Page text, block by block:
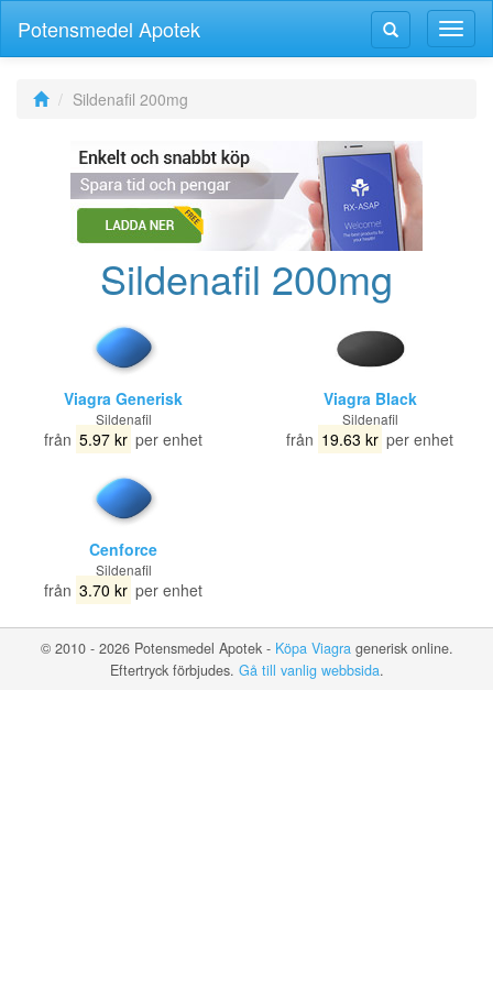
Växla
Växla
navigering
Potensmedel Apotek
Sildenafil 200mg
Sildenafil 200mg
Viagra Generisk
Sildenafil
från 5.97 kr per enhet
Viagra Black
Sildenafil
från 19.63 kr per enhet
Cenforce
Sildenafil
från 3.70 kr per enhet
© 2010 - 2026 Potensmedel Apotek - Köpa Viagragenerisk online.
Eftertryck förbjudes. Gå till vanlig webbsida.